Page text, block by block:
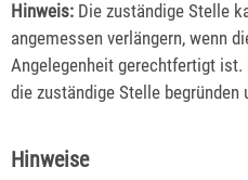
Hinweis: Die zuständige Stelle
angemessen verlängern, wenn
Angelegenheit gerechtfertigt
die zuständige Stelle
Hinweise